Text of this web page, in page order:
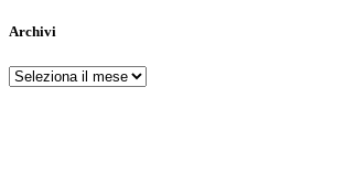
Archivi
Archivi